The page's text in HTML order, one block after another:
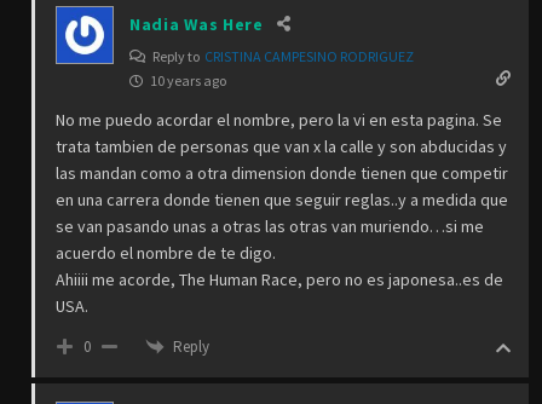
Nadia Was Here
Reply to CRISTINA CAMPESINO RODRIGUEZ
10 years ago
No me puedo acordar el nombre, pero la vi en esta pagina. Se
trata tambien de personas que van x la calle y son abducidas y
las mandan como a otra dimension donde tienen que competir
en una carrera donde tienen que seguir reglas..y a medida que
se van pasando unas a otras las otras van muriendo…si me
acuerdo el nombre de te digo.
Ahiiii me acorde, The Human Race, pero no es japonesa..es de
USA.
0 Reply